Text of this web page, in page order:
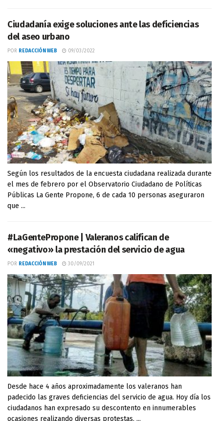
Ciudadanía exige soluciones ante las deficiencias
del aseo urbano
POR REDACCIÓN WEB 09/03/2022
Según los resultados de la encuesta ciudadana realizada durante
el mes de febrero por el Observatorio Ciudadano de Políticas
Públicas La Gente Propone, 6 de cada 10 personas aseguraron
que ...
#LaGentePropone | Valeranos califican de
«negativo» la prestación del servicio de agua
POR REDACCIÓN WEB 30/09/2021
Desde hace 4 años aproximadamente los valeranos han
padecido las graves deficiencias del servicio de agua. Hoy día los
ciudadanos han expresado su descontento en innumerables
ocasiones realizando diversas protestas. ...